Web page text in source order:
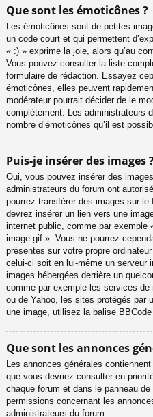
Que sont les émoticônes ?
Les émoticônes sont de petites
un code court et qui permettent
« :) » exprime la joie, alors qu’au
Vous pouvez consulter la liste
formulaire de rédaction. Essayez
émoticônes, elles peuvent
modérateur pourrait décider de le
complètement. Les administrateurs
nombre d’émoticônes qu’il est
Puis-je insérer des images
Oui, vous pouvez insérer des
administrateurs du forum ont
pourrez transférer des images sur
devrez insérer un lien vers une
internet public, comme par exemple
image.gif ». Vous ne pourrez
présentes sur votre propre
celui-ci soit en lui-même un serveur
images hébergées derrière un
comme par exemple les services
ou de Yahoo, les sites protégés par
une image, utilisez la balise BBCode
Que sont les annonces
Les annonces générales
que vous devriez consulter en
chaque forum et dans le panneau de
permissions concernant les
administrateurs du forum.